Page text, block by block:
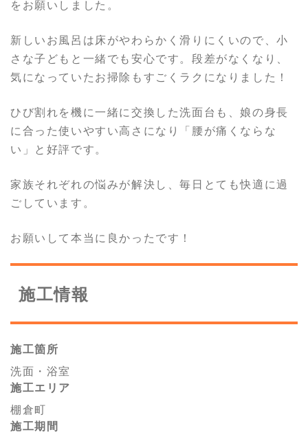
をお願いしました。
新しいお風呂は床がやわらかく滑りにくいので、小
さな子どもと一緒でも安心です。段差がなくなり、
気になっていたお掃除もすごくラクになりました！
ひび割れを機に一緒に交換した洗面台も、娘の身長
に合った使いやすい高さになり「腰が痛くならな
い」と好評です。
家族それぞれの悩みが解決し、毎日とても快適に過
ごしています。
お願いして本当に良かったです！
施工情報
施工箇所
洗面・浴室
施工エリア
棚倉町
施工期間